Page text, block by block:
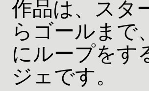
作品は、スタ
らゴールまで
にループをす
ジェです。